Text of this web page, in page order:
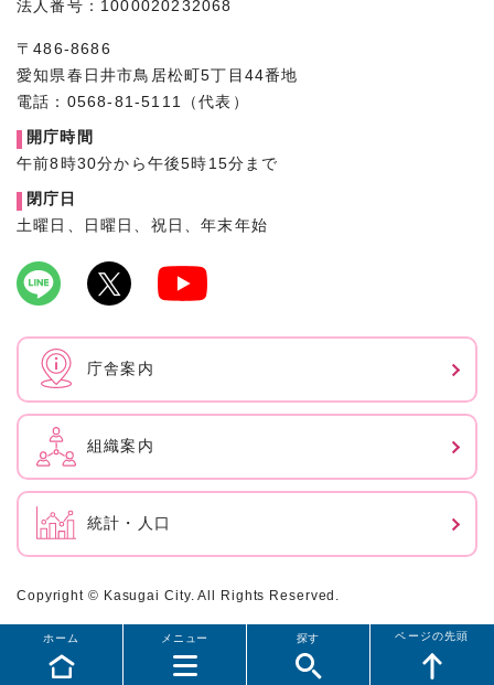
メニュー
ホーム 探す ページの先頭
法人番号：1000020232068
〒486-8686
愛知県春日井市鳥居松町5丁目44番地
電話：0568-81-5111（代表）
開庁時間
午前8時30分から午後5時15分まで
閉庁日
土曜日、日曜日、祝日、年末年始
庁舎案内
組織案内
統計・人口
Copyright © Kasugai City. All Rights Reserved.